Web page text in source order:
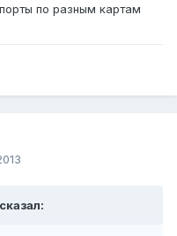
по разным картам